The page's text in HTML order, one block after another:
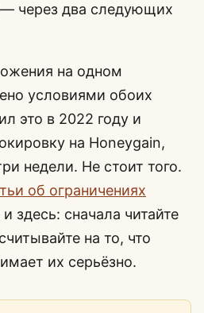
— через два следующих
на одном
условиями обоих
это в 2022 году и
на Honeygain,
недели. Не стоит того.
об ограничениях
здесь: сначала читайте
на то, что
их серьёзно.